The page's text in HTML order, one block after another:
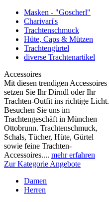
Masken - "Goscherl"
Charivari's
Trachtenschmuck
Hüte, Caps & Mützen
Trachtengürtel
diverse Trachtenartikel
Accessoires
Mit diesen trendigen Accessoires
setzen Sie Ihr Dirndl oder Ihr
Trachten-Outfit ins richtige Licht.
Besuchen Sie uns im
Trachtengeschäft in München
Ottobrunn. Trachtenschmuck,
Schals, Tücher, Hüte, Gürtel
sowie feine Trachten-
Accessoires.... mehr erfahren
Zur Kategorie Angebote
Damen
Herren